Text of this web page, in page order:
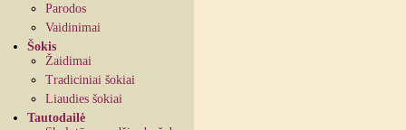
Parodos
Vaidinimai
Šokis
Žaidimai
Tradiciniai šokiai
Liaudies šokiai
Tautodailė